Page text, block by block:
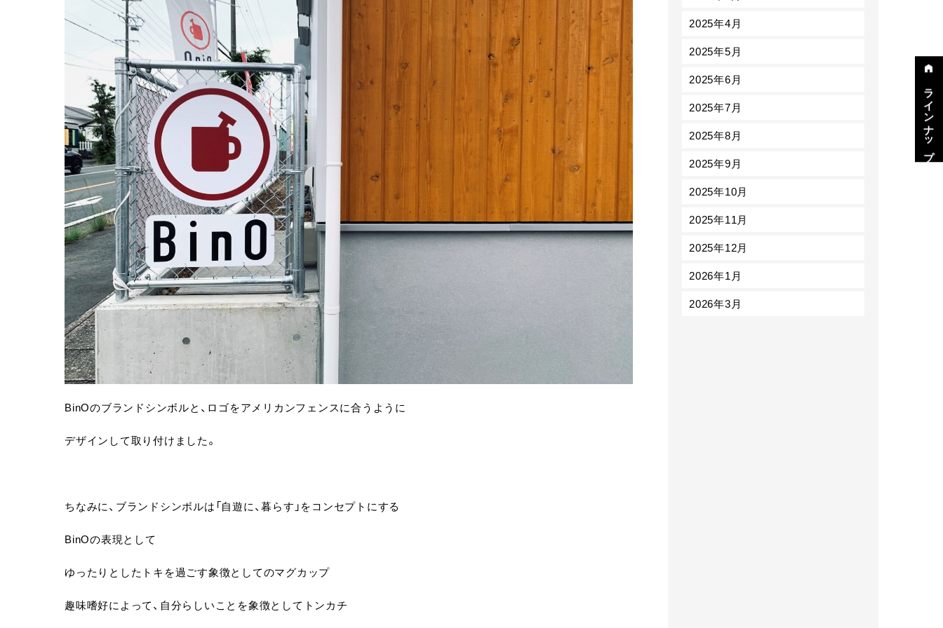
BinOのブランドシンボルと、ロゴをアメリカンフェンスに合うように
デザインして取り付けました。
ちなみに、ブランドシンボルは「自遊に、暮らす」をコンセプトにする
BinOの表現として
ゆったりとしたトキを過ごす象徴としてのマグカップ
趣味嗜好によって、自分らしいことを象徴としてトンカチ
2025年4月
2025年5月
2025年6月
2025年7月
2025年8月
2025年9月
2025年10月
2025年11月
2025年12月
2026年1月
2026年3月
ラインナップ